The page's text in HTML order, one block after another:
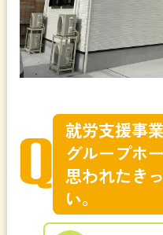
就労支援事
グループホ
思われたき
い。